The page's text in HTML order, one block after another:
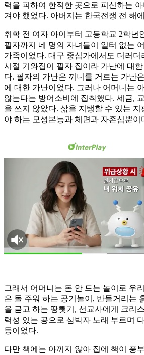
력을 피하여 한적한 곳으로 피신하는
겨야 했었다. 아버지는 한국전쟁 전 해
취학 전 여자 아이부터 고등학교 2학년
필자까지 네 명의 자녀들이 일터 없는
가족이었다. 대구 중심가에서도 더러더
시절 기와집이 필자 집이라 가난에 대
다. 필자의 가난은 끼니를 거르는 가난
에 대한 가난이었다. 그러나 어머니는
않는다는 방어소비에 집착했다. 세금,
을 쓰지 않았다. 삶을 지탱할 수 있는 지
야 하는 모성본능과 체면과 자존심뿐이
그래서 어머니는 돈 안 드는 놀이로 우
은 돌 주워 하는 공기놀이, 반들거리는
을 귿고 하는 땅뺏기, 선교사에게 크리
력성 있는 공으로 삼박자 노래 부르며
등이었다.
다만 책에는 아끼지 않아 집에 책이 풍